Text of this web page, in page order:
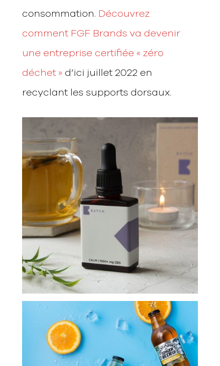
consommation. Découvrez
comment FGF Brands va devenir
une entreprise certifiée « zéro
déchet » d’ici juillet 2022 en
recyclant les supports dorsaux.